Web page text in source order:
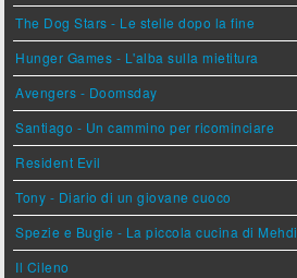
The Dog Stars - Le stelle dopo la fine
Hunger Games - L'alba sulla mietitura
Avengers - Doomsday
Santiago - Un cammino per ricominciare
Resident Evil
Tony - Diario di un giovane cuoco
Spezie e Bugie - La piccola cucina di Mehdi
Il Cileno